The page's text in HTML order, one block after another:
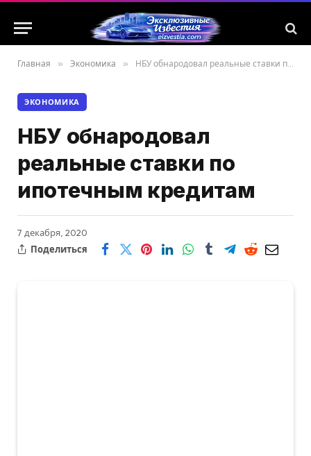
Главная » Экономика » НБУ обнародовал реальные ставки по ипотечным кредитам
ЭКОНОМИКА
НБУ обнародовал
реальные ставки по
ипотечным кредитам
7 декабря, 2020
Поделиться